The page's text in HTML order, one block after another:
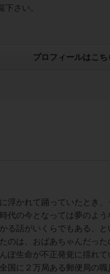
さい。
プロフィールはこち
浮かれて踊っていたとき
代の今となっては夢のよ
る話がいくらでもある、と
のは、おばあちゃんだった
ぽ生命が不正発覚に揺れて
国に２万局ある郵便局の職